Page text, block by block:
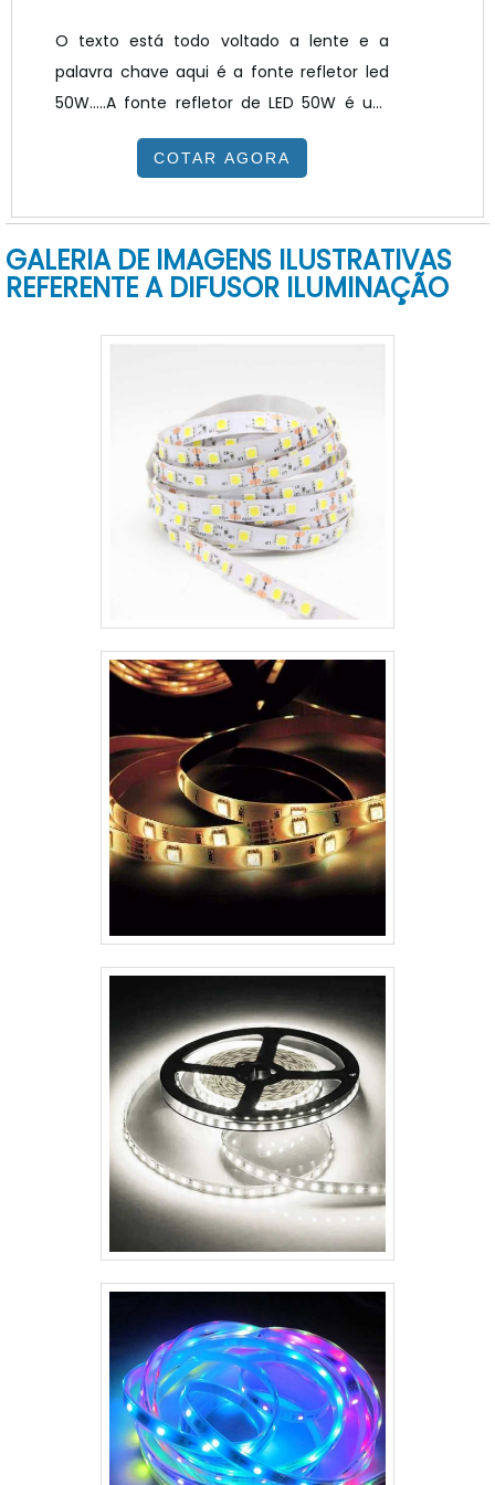
O texto está todo voltado a lente e a
palavra chave aqui é a fonte refletor led
50W.....A fonte refletor de LED 50W é um
dispositivo de controle da luz que
harmoniza as tensões padronizadas da
necessária para o funcionamento do LED.
Assim são utilizadas em conjunto com o
refletor, holder, COB LED e
se adquirir a fonte para refletor de LED.
COTAR AGORA
GALERIA DE IMAGENS ILUSTRATIVAS
REFERENTE A DIFUSOR ILUMINAÇÃO